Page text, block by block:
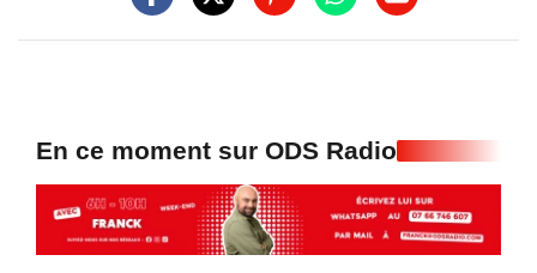
En ce moment sur ODS Radio